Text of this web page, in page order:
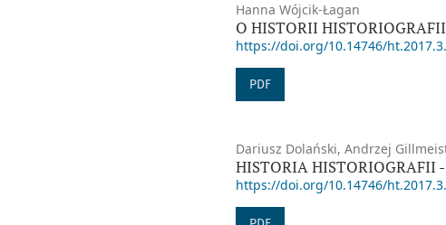
Hanna Wójcik-Łagan
O HISTORII
https://doi.org/10.14746/
PDF
Dariusz Dolański, Andrzej
HISTORIA HISTORIOGRAFII
https://doi.org/10.14746/